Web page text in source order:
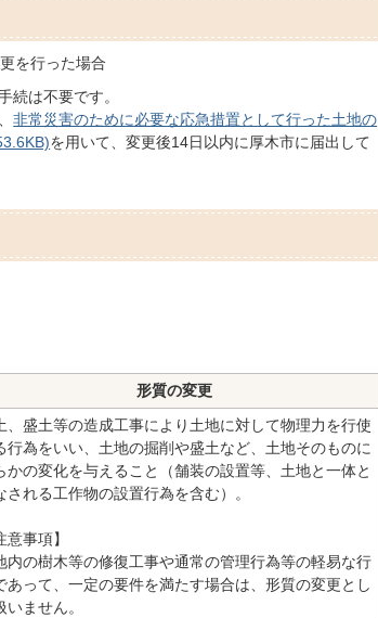
を行った場合
続は不要です。
非常災害のために必要な応急措置として行った土地の
を用いて、変更後14日以内に厚木市に届出して
形質の変更
、盛土等の造成工事により土地に対して物理力を行使
行為をいい、土地の掘削や盛土など、土地そのものに
かの変化を与えること（舗装の設置等、土地と一体と
される工作物の設置行為を含む）。
意事項】
内の樹木等の修復工事や通常の管理行為等の軽易な行
あって、一定の要件を満たす場合は、形質の変更とし
いません。